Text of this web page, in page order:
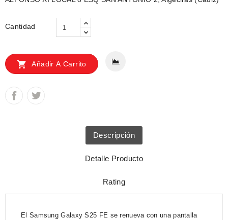
Cantidad
 Añadir A Carrito
Descripción
Detalle Producto
Rating
El Samsung Galaxy S25 FE se renueva con una pantalla